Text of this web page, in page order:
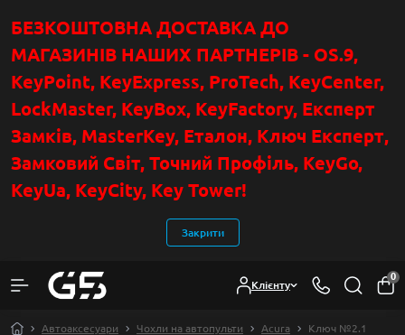
БЕЗКОШТОВНА ДОСТАВКА ДО
МАГАЗИНІВ НАШИХ ПАРТНЕРІВ - OS.9,
KeyPoint, KeyExpress, ProTech, KeyCenter,
LockMaster, KeyBox, KeyFactory, Експерт
Замків, MasterKey, Еталон, Ключ Експерт,
Замковий Світ, Точний Профіль, KeyGo,
KeyUa, KeyCity, Key Tower!
Закрити
Клієнту
0
Автоаксесуари Чохли на автопульти Acura Ключ №2.1